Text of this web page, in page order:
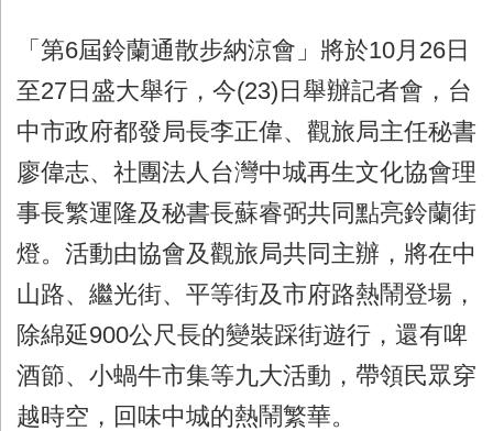
「第6屆鈴蘭通散步納涼會」將於10月26日
至27日盛大舉行，今(23)日舉辦記者會，台
中市政府都發局長李正偉、觀旅局主任秘書
廖偉志、社團法人台灣中城再生文化協會理
事長繁運隆及秘書長蘇睿弼共同點亮鈴蘭街
燈。活動由協會及觀旅局共同主辦，將在中
山路、繼光街、平等街及市府路熱鬧登場，
除綿延900公尺長的變裝踩街遊行，還有啤
酒節、小蝸牛市集等九大活動，帶領民眾穿
越時空，回味中城的熱鬧繁華。